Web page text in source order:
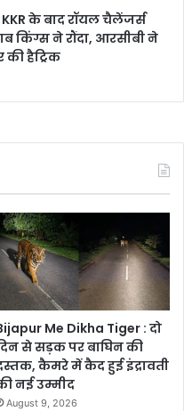
KKR के बाद रॉयल चैलेंजर्स
किंग्स ने रौंदा, आरसीबी ने
की हैट्रिक
Me Dikha Tiger : दो
से सड़क पर बाघिन की
कैमरे में कैद हुई इंद्रावती
नई उम्मीद
August 9, 2026